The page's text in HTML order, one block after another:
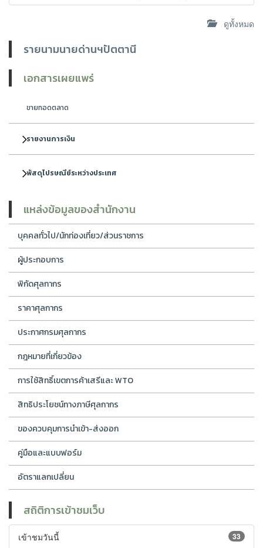
ดูทั้งหมด
รายนามนายด่านฯปัตตานี
เอกสารเผยแพร่
ขายทอดตลาด
รายงานการเงิน
พัสดุไปรษณีย์ระหว่างประเทศ
แหล่งข้อมูลของสำนักงาน
บุคคลทั่วไป/นักท่องเที่ยว/ส่วนราชการ
ผู้ประกอบการ
พิกัดศุลกากร
ราคาศุลกากร
ประกาศกรมศุลกากร
กฎหมายที่เกี่ยวข้อง
การใช้สิทธิ์เขตการค้าเสรีและ WTO
สิทธิประโยชน์ทางภาษีศุลกากร
ของควบคุมการนำเข้า-ส่งออก
คู่มือและแบบฟอร์ม
อัตราแลกเปลี่ยน
สถิติการเข้าชมเว็บ
33
เข้าชมวันนี้